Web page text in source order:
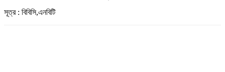
সূত্র : বিবিসি,এনবিটি